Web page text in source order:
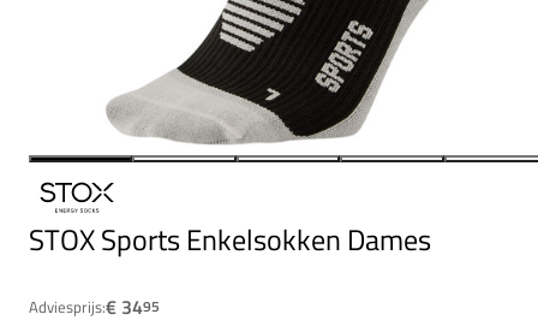
STOX Sports Enkelsokken Dames
Adviesprijs:€ 3495